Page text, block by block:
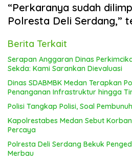
“Perkaranya sudah
Polresta Deli Serdang,”
Berita Terkait
Serapan Anggaran Dinas
Sekda: Kami Sarankan Dievaluasi
Dinas SDABMBK Medan Terapkan
Penanganan Infrastruktur hingga
Polisi Tangkap Polisi, Soal
Kapolrestabes Medan Sebut
Percaya
Polresta Deli Serdang Bekuk
Merbau